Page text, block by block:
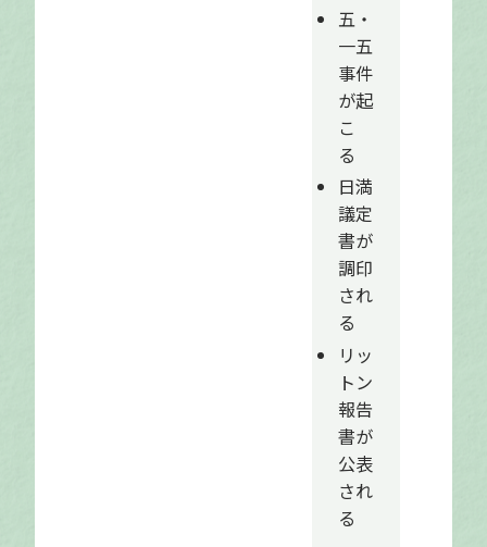
五・
一五
事件
が起
こ
る
日満
議定
書が
調印
され
る
リッ
トン
報告
書が
公表
され
る